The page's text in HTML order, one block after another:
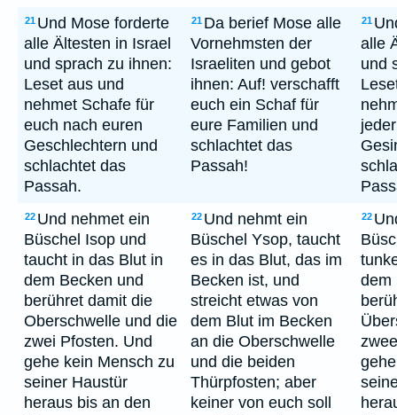
21 Und Mose forderte
alle Ältesten in Israel
und sprach zu ihnen:
Leset aus und
nehmet Schafe für
euch nach euren
Geschlechtern und
schlachtet das
Passah.
21 Da berief Mose alle
Vornehmsten der
Israeliten und gebot
ihnen: Auf! verschafft
euch ein Schaf für
eure Familien und
schlachtet das
Passah!
21
alle
und
22 Und nehmet ein
Büschel Isop und
taucht in das Blut in
dem Becken und
berühret damit die
Oberschwelle und die
zwei Pfosten. Und
gehe kein Mensch zu
seiner Haustür
heraus bis an den
22 Und nehmt ein
Büschel Ysop, taucht
es in das Blut, das im
Becken ist, und
streicht etwas von
dem Blut im Becken
an die Oberschwelle
und die beiden
Thürpfosten; aber
keiner von euch soll
22
dem